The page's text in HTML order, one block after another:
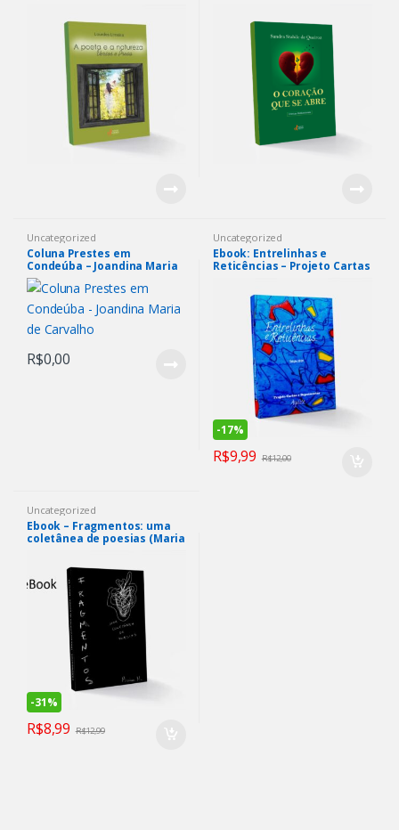
Uncategorized
Coluna Prestes em
Condeúba – Joandina Maria
de Carvalho
R$0,00
Uncategorized
Ebook: Entrelinhas e
Reticências – Projeto Cartas
-17%
R$9,99 R$12,00
Uncategorized
Ebook – Fragmentos: uma
coletânea de poesias (Maria
-31%
R$8,99 R$12,99